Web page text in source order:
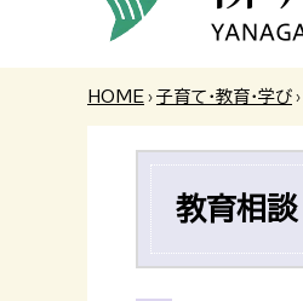
HOME › 子育て・教育・学び ›
教育相談